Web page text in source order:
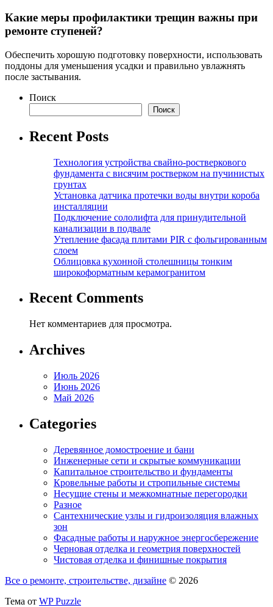
Какие меры профилактики трещин важны при
ремонте ступеней?
Обеспечить хорошую подготовку поверхности, использовать
поддоны для уменьшения усадки и правильно увлажнять
после застывания.
Поиск
Поиск
Recent Posts
Технология устройства свайно-ростверкового
фундамента с висячим ростверком на пучинистых
грунтах
Установка датчика протечки воды внутри короба
инсталляции
Подключение сололифта для принудительной
канализации в подвале
Утепление фасада плитами PIR с фольгированным
слоем
Облицовка кухонной столешницы тонким
широкоформатным керамогранитом
Recent Comments
Нет комментариев для просмотра.
Archives
Июль 2026
Июнь 2026
Май 2026
Categories
Деревянное домостроение и бани
Инженерные сети и скрытые коммуникации
Капитальное строительство и фундаменты
Кровельные работы и стропильные системы
Несущие стены и межкомнатные перегородки
Разное
Сантехнические узлы и гидроизоляция влажных
зон
Фасадные работы и наружное энергосбережение
Черновая отделка и геометрия поверхностей
Чистовая отделка и финишные покрытия
Все о ремонте, строительстве, дизайне © 2026
Тема от WP Puzzle